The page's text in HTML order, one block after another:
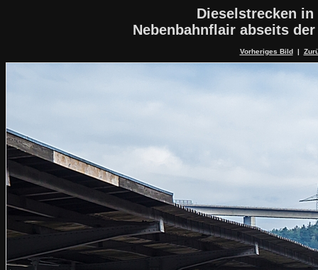
Dieselstrecken
Nebenbahnflair abseits
Vorheriges Bild